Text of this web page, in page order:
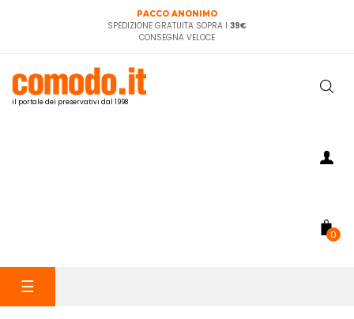
PACCO ANONIMO
SPEDIZIONE GRATUITA SOPRA I 39€
CONSEGNA VELOCE
il portale dei preservativi dal 1998
0
navigazione
☰